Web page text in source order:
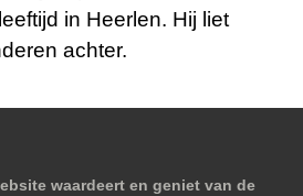
in Heerlen. Hij liet
achter.
waardeert en geniet van de